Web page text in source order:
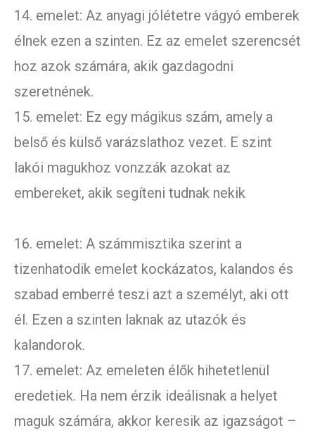
14. emelet: Az anyagi jólétetre vágyó emberek
élnek ezen a szinten. Ez az emelet szerencsét
hoz azok számára, akik gazdagodni
szeretnének.
15. emelet: Ez egy mágikus szám, amely a
belső és külső varázslathoz vezet. E szint
lakói magukhoz vonzzák azokat az
embereket, akik segíteni tudnak nekik
16. emelet: A számmisztika szerint a
tizenhatodik emelet kockázatos, kalandos és
szabad emberré teszi azt a személyt, aki ott
él. Ezen a szinten laknak az utazók és
kalandorok.
17. emelet: Az emeleten élők hihetetlenül
eredetiek. Ha nem érzik ideálisnak a helyet
maguk számára, akkor keresik az igazságot –